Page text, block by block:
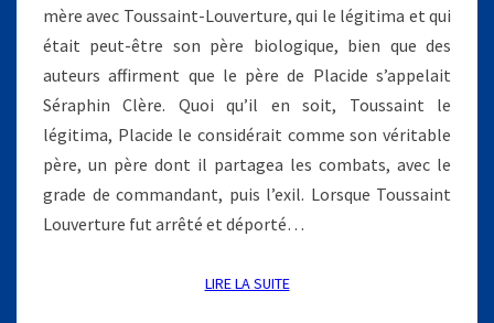
L
O
U
V
E
R
T
U
R
mère avec Toussaint-Louverture, qui le légitima et qui
était peut-être son père biologique, bien que des
auteurs affirment que le père de Placide s’appelait
Séraphin Clère. Quoi qu’il en soit, Toussaint le
légitima, Placide le considérait comme son véritable
père, un père dont il partagea les combats, avec le
grade de commandant, puis l’exil. Lorsque Toussaint
Louverture fut arrêté et déporté…
LIRE LA SUITELIRE LA SUITE